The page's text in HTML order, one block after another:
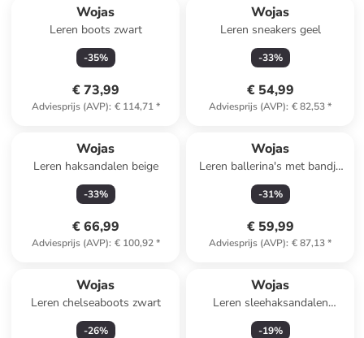
Wojas
Leren boots zwart
-35%
€ 73,99
Adviesprijs (AVP): € 114,71*
Wojas
Leren sneakers geel
-33%
€ 54,99
Adviesprijs (AVP): € 82,53*
Wojas
Leren haksandalen beige
-33%
€ 66,99
Adviesprijs (AVP): € 100,92*
Wojas
Leren ballerina's met bandje
zwart
-31%
€ 59,99
Adviesprijs (AVP): € 87,13*
Wojas
Leren chelseaboots zwart
-26%
Wojas
Leren sleehaksandalen
lichtbruin
-19%